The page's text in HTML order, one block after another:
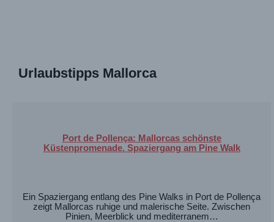
Urlaubstipps Mallorca
Port de Pollença: Mallorcas schönste
Küstenpromenade. Spaziergang am Pine Walk
Ein Spaziergang entlang des Pine Walks in Port de Pollença
zeigt Mallorcas ruhige und malerische Seite. Zwischen
Pinien, Meerblick und mediterranem…